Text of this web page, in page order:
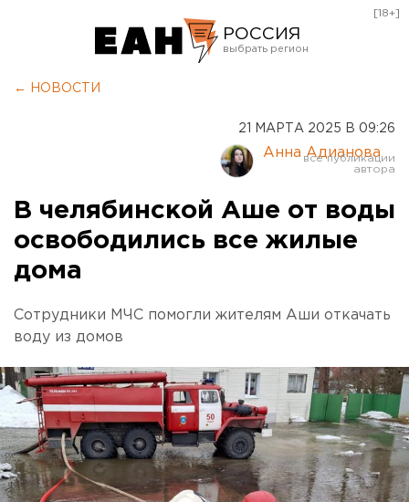
РОССИЯ
Курган
Оренбург
[18+]
← НОВОСТИ
21 МАРТА 2025 В 09:26
Анна Адианова
В челябинской Аше от воды
освободились все жилые
дома
Сотрудники МЧС помогли жителям Аши откачать
воду из домов